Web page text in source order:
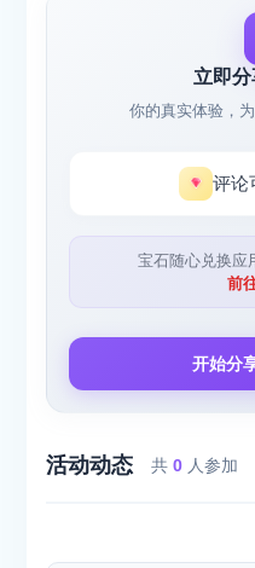
立即
你的真实体验，
评论
宝石随心兑换应
前
开始分
活动动态 共0 人参加